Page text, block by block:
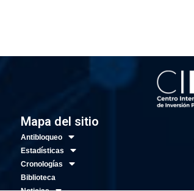
Mapa del sitio
Antibloqueo
Estadísticas
Cronologías
Biblioteca